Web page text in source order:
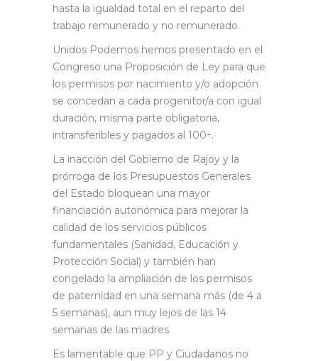
hasta la igualdad total en el reparto del
trabajo remunerado y no remunerado.
Unidos Podemos hemos presentado en el
Congreso una Proposición de Ley para que
los permisos por nacimiento y/o adopción
se concedan a cada progenitor/a con igual
duración, misma parte obligatoria,
intransferibles y pagados al 100÷.
La inacción del Gobierno de Rajoy y la
prórroga de los Presupuestos Generales
del Estado bloquean una mayor
financiación autonómica para mejorar la
calidad de los servicios públicos
fundamentales (Sanidad, Educación y
Protección Social) y también han
congelado la ampliación de los permisos
de paternidad en una semana más (de 4 a
5 semanas), aun muy lejos de las 14
semanas de las madres.
Es lamentable que PP y Ciudadanos no